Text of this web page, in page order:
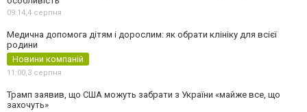
09:14,4 серпня
Медична допомога дітям і дорослим: як обрати клініку для всієї
родини
Новини компаній
11:00,3 серпня
Трамп заявив, що США можуть забрати з України «майже все, що
захочуть»